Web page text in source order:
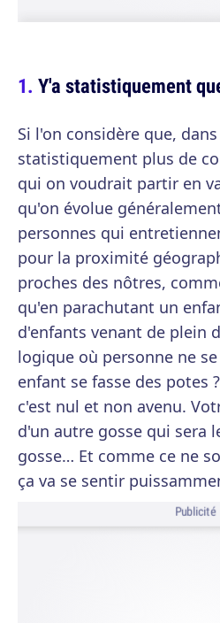
Y'a statistiquement
Si l'on considère que,
statistiquement plus de
qui on voudrait partir en
qu'on évolue
personnes qui
pour la proximité
proches des nôtres,
qu'en parachutant un
d'enfants venant de plein
logique où personne ne
enfant se fasse des potes
c'est nul et non avenu.
d'un autre gosse qui sera
gosse… Et comme ce ne
ça va se sentir
Publicité